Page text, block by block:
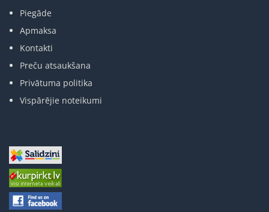
Piegāde
Apmaksa
Kontakti
Preču atsaukšana
Privātuma politika
Vispārējie noteikumi